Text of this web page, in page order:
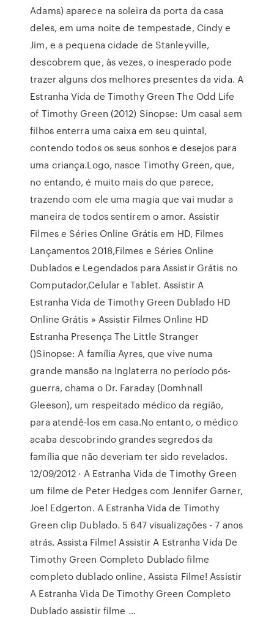
Adams) aparece na soleira da porta da casa
deles, em uma noite de tempestade, Cindy e
Jim, e a pequena cidade de Stanleyville,
descobrem que, às vezes, o inesperado pode
trazer alguns dos melhores presentes da vida. A
Estranha Vida de Timothy Green The Odd Life
of Timothy Green (2012) Sinopse: Um casal sem
filhos enterra uma caixa em seu quintal,
contendo todos os seus sonhos e desejos para
uma criança.Logo, nasce Timothy Green, que,
no entando, é muito mais do que parece,
trazendo com ele uma magia que vai mudar a
maneira de todos sentirem o amor. Assistir
Filmes e Séries Online Grátis em HD, Filmes
Lançamentos 2018,Filmes e Séries Online
Dublados e Legendados para Assistir Grátis no
Computador,Celular e Tablet. Assistir A
Estranha Vida de Timothy Green Dublado HD
Online Grátis » Assistir Filmes Online HD
Estranha Presença The Little Stranger
()Sinopse: A família Ayres, que vive numa
grande mansão na Inglaterra no período pós-
guerra, chama o Dr. Faraday (Domhnall
Gleeson), um respeitado médico da região,
para atendê-los em casa.No entanto, o médico
acaba descobrindo grandes segredos da
família que não deveriam ter sido revelados.
12/09/2012 · A Estranha Vida de Timothy Green
um filme de Peter Hedges com Jennifer Garner,
Joel Edgerton. A Estranha Vida de Timothy
Green clip Dublado. 5 647 visualizações - 7 anos
atrás. Assista Filme! Assistir A Estranha Vida De
Timothy Green Completo Dublado filme
completo dublado online, Assista Filme! Assistir
A Estranha Vida De Timothy Green Completo
Dublado assistir filme …